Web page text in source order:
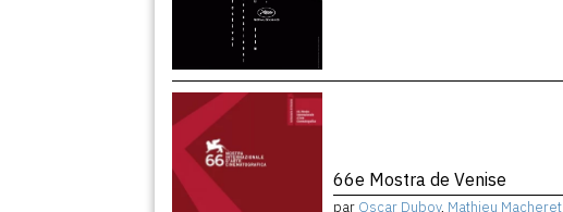
66e Mostra de Venise
par Oscar Duboy, Mathieu Macheret